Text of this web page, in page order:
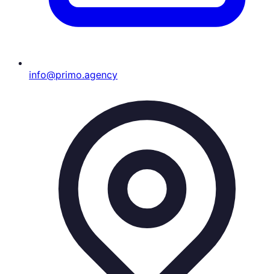
info@primo.agency